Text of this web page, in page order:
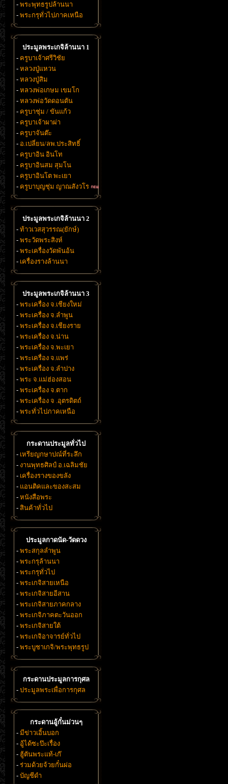
- พระพุทธรูปล้านนา
- พระกรุทั่วไปภาคเหนือ
ประมูลพระเกจิล้านนา 1
- ครูบาเจ้าศรีวิชัย
- หลวงปู่แหวน
- หลวงปู่สิม
- หลวงพ่อเกษม เขมโก
- หลวงพ่อวัดดอนตัน
- ครูบาชุ่ม / ขันแก้ว
- ครูบาเจ้าผาผ่า
- ครูบาจันต๊ะ
- อ.เปลี่ยน/ลพ.ประสิทธิ์
- ครูบาอิน อินโท
- ครูบาอินสม สุมโน
- ครูบาอินโต พะเยา
- ครูบาบุญชุ่ม ญาณสังวโร
ประมูลพระเกจิล้านนา 2
- ท้าวเวสสุวรรณ(ยักษ์)
- พระวัดพระสิงห์
- พระเครื่องวัดพันอ้น
- เครื่องรางล้านนา
ประมูลพระเกจิล้านนา 3
- พระเครื่อง จ.เชียงใหม่
- พระเครื่อง จ.ลำพูน
- พระเครื่อง จ.เชียงราย
- พระเครื่อง จ.น่าน
- พระเครื่อง จ.พะเยา
- พระเครื่อง จ.แพร่
- พระเครื่อง จ.ลำปาง
- พระ จ.แม่ฮ่องสอน
- พระเครื่อง จ.ตาก
- พระเครื่อง จ .อุตรดิตถ์
- พระทั่วไปภาคเหนือ
กระดานประมูลทั่วไป
- เหรียญกษาปณ์ที่ระลึก
- งานพุทธศิลป์ อ.เฉลิมชัย
- เครื่องรางของขลัง
- แอนติคและของสะสม
- หนังสือพระ
- สินค้าทั่วไป
ประมูลกาดนัด-วัดดวง
- พระสกุลลำพูน
- พระกรุล้านนา
- พระกรุทั่วไป
- พระเกจิสายเหนือ
- พระเกจิสายอีสาน
- พระเกจิสายภาคกลาง
- พระเกจิภาคตะวันออก
- พระเกจิสายใต้
- พระเกจิอาจารย์ทั่วไป
- พระบูชาเกจิ/พระพุทธรูป
กระดานประมูลการกุศล
- ประมูลพระเพื่อการกุศล
กระดานอู้กั๋นม่วนๆ
- มีข่าวเอิ้นบอก
- อู้ได้ซะป๊ะเรื่อง
- ฮู้ตันพระแท้-เก๊
- ร่วมด้วยจ้วยกั๋นผ่อ
- บัญชีดำ